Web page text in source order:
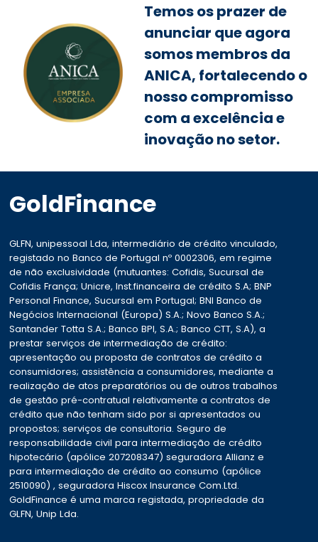
Temos os prazer de
anunciar que agora
somos membros da
ANICA, fortalecendo o
nosso compromisso
com a excelência e
inovação no setor.
GoldFinance
GLFN, unipessoal Lda, intermediário de crédito vinculado,
registado no Banco de Portugal nº 0002306, em regime
de não exclusividade (mutuantes: Cofidis, Sucursal de
Cofidis França; Unicre, Inst.financeira de crédito S.A; BNP
Personal Finance, Sucursal em Portugal; BNI Banco de
Negócios Internacional (Europa) S.A.; Novo Banco S.A.;
Santander Totta S.A.; Banco BPI, S.A.; Banco CTT, S.A), a
prestar serviços de intermediação de crédito:
apresentação ou proposta de contratos de crédito a
consumidores; assistência a consumidores, mediante a
realização de atos preparatórios ou de outros trabalhos
de gestão pré-contratual relativamente a contratos de
crédito que não tenham sido por si apresentados ou
propostos; serviços de consultoria. Seguro de
responsabilidade civil para intermediação de crédito
hipotecário (apólice 207208347) seguradora Allianz e
para intermediação de crédito ao consumo (apólice
2510090) , seguradora Hiscox Insurance Com.Ltd.
GoldFinance é uma marca registada, propriedade da
GLFN, Unip Lda.